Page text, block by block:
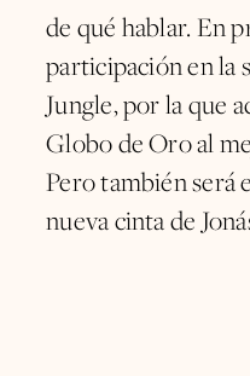
de qué hablar. En
participación en la
Jungle, por la que
Globo de Oro al
Pero también será
nueva cinta de